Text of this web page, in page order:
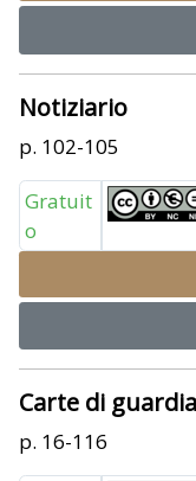
Notiziario
p. 102-105
Gratuit
o
Carte di guardia
p. 16-116